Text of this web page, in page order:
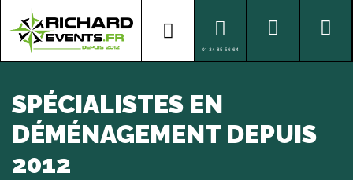
01 34 85 56 64
SPÉCIALISTES EN
DÉMÉNAGEMENT DEPUIS
2012